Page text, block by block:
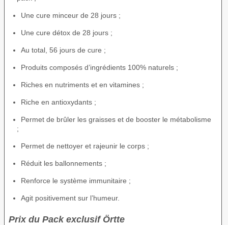
Une cure minceur de 28 jours ;
Une cure détox de 28 jours ;
Au total, 56 jours de cure ;
Produits composés d’ingrédients 100% naturels ;
Riches en nutriments et en vitamines ;
Riche en antioxydants ;
Permet de brûler les graisses et de booster le métabolisme
;
Permet de nettoyer et rajeunir le corps ;
Réduit les ballonnements ;
Renforce le système immunitaire ;
Agit positivement sur l’humeur.
Prix du Pack exclusif Örtte